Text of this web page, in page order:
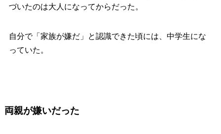
づいたのは大人になってからだった。
自分で「家族が嫌だ」と認識できた頃には、中学生にな
っていた。
両親が嫌いだった